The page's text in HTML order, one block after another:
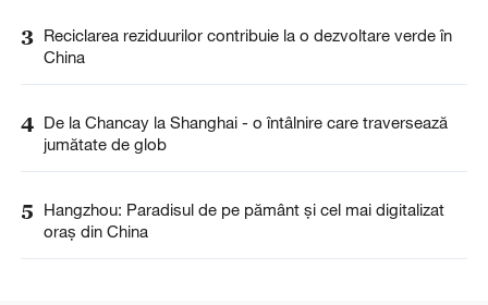
3 Reciclarea reziduurilor contribuie la o dezvoltare verde în
China
4 De la Chancay la Shanghai - o întâlnire care traversează
jumătate de glob
5
Hangzhou: Paradisul de pe pământ și cel mai digitalizat
oraș din China